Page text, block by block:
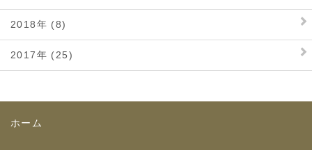
2018年 (8)
2017年 (25)
ホーム